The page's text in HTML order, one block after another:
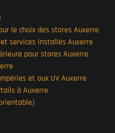
le choix des stores Auxerre
services installés Auxerre
pour stores Auxerre
et aux UV Auxerre
à Auxerre